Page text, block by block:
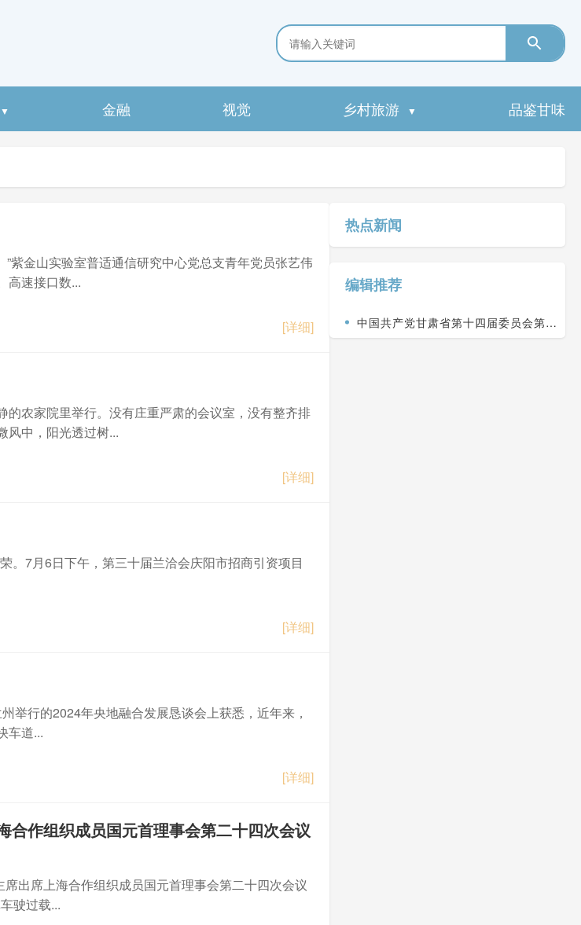
▼ 金融 视觉 乡村旅游 ▼ 品鉴甘味
紫金山实验室普适通信研究中心党总支青年党员张艺伟
高速接口数...
[详细]
农家院里举行。没有庄重严肃的会议室，没有整齐排
风中，阳光透过树...
[详细]
。7月6日下午，第三十届兰洽会庆阳市招商引资项目
[详细]
举行的2024年央地融合发展恳谈会上获悉，近年来，
车道...
[详细]
作组织成员国元首理事会第二十四次会议
出席上海合作组织成员国元首理事会第二十四次会议
驶过载...
热点新闻
编辑推荐
中国共产党甘肃省第十四届委员会第九